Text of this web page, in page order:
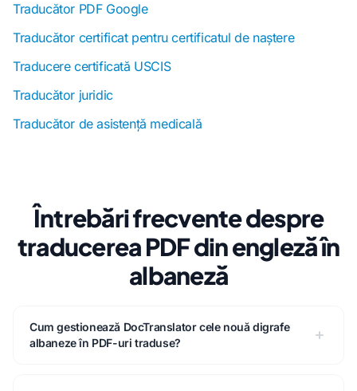
Traducător PDF Google
Traducător certificat pentru certificatul de naștere
Traducere certificată USCIS
Traducător juridic
Traducător de asistență medicală
Întrebări frecvente despre
traducerea PDF din engleză în
albaneză
Cum gestionează DocTranslator cele nouă digrafe
albaneze în PDF-uri traduse?